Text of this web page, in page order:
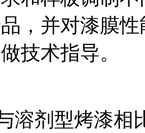
，并对漆膜
技术指导。
溶剂型烤漆相